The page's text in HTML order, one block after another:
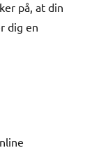
på, at din
dig en